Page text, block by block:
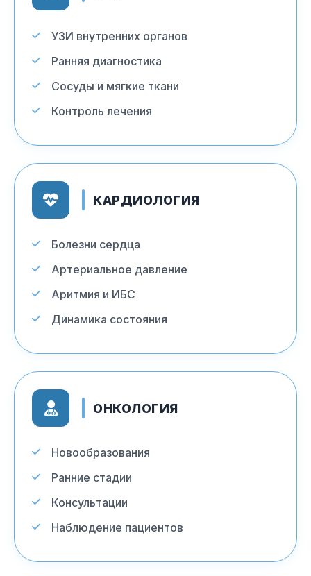
УЗИ внутренних органов
Ранняя диагностика
Сосуды и мягкие ткани
Контроль лечения
КАРДИОЛОГИЯ
Болезни сердца
Артериальное давление
Аритмия и ИБС
Динамика состояния
ОНКОЛОГИЯ
Новообразования
Ранние стадии
Консультации
Наблюдение пациентов